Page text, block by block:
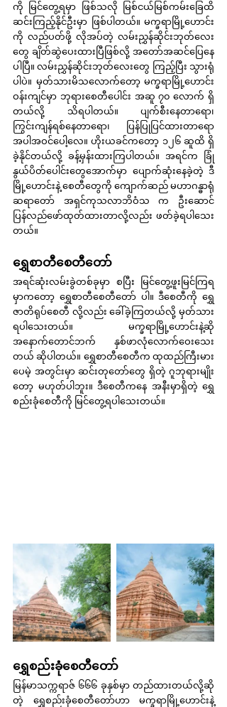
ကို မြင်တွေ့ရမှာ ဖြစ်သလို မြစ်ငယ်မြစ်ကမ်းခြေထိ
ဆင်းကြည့်နိုင်ဦးမှာ ဖြစ်ပါတယ်။ မက္ခရာမြို့ဟောင်း
ကို လည်ပတ်ဖို့ လိုအပ်တဲ့ လမ်းညွှန်ဆိုင်းဘုတ်လေး
တွေ ချိတ်ဆွဲပေးထားပြီဖြစ်လို့ အတော်အဆင်ပြေနေ
ပါပြီ။ လမ်းညွှန်ဆိုင်းဘုတ်လေးတွေ ကြည့်ပြီး သွားရုံ
ပါပဲ။ မှတ်သားမိသလောက်တော့ မက္ခရာမြို့ဟောင်း
ဝန်းကျင်မှာ ဘုရားစေတီပေါင်း အဆူ ၇၀ လောက် ရှိ
တယ်လို့ သိရပါတယ်။ ပျက်စီးနေတာရော၊
ကြွင်းကျန်ရစ်နေတာရော၊ ပြန်ပြုပြင်ထားတာရော
အပါအဝင်ပေါ့လေ။ ဟိုးယခင်ကတော့ ၁၂၆ ဆူထိ ရှိ
ခဲ့နိုင်တယ်လို့ ခန့်မှန်းထားကြပါတယ်။ အရင်က ခြုံ
နွယ်ပိတ်ပေါင်းတွေအောက်မှာ ပျောက်ဆုံးနေခဲ့တဲ့ ဒီ
မြို့ဟောင်းနဲ့ စေတီတွေကို ကျောက်ဆည် မဟာဂန္ဓာရုံ
ဆရာတော် အရှင်ကုသလာဘိဝံသ က ဦးဆောင်
ပြန်လည်ဖော်ထုတ်ထားတာလို့လည်း ဖတ်ခဲ့ရပါသေး
တယ်။
ရွှေစာတီစေတီတော်
အရင်ဆုံးလမ်းခွဲတစ်ခုမှာ စပြီး မြင်တွေ့ဖူးမြင်ကြရ
မှာကတော့ ရွှေစာတီစေတီတော် ပါ။ ဒီစေတီကို ရွှေ
ဇာတိရုပ်စေတီ လို့လည်း ခေါ်ခဲ့ကြတယ်လို့ မှတ်သား
ရပါသေးတယ်။ မက္ခရာမြို့ဟောင်းနဲ့ဆို
အနောက်တောင်ဘက် နှစ်ဖာလုံလောက်ဝေးသေး
တယ် ဆိုပါတယ်။ ရွှေစာတီစေတီက ထုထည်ကြီးမား
ပေမဲ့ အတွင်းမှာ ဆင်းတုတော်တွေ ရှိတဲ့ ဂူဘုရားမျိုး
တော့ မဟုတ်ပါဘူး။ ဒီစေတီကနေ အနီးမှာရှိတဲ့ ရွှေ
စည်းခုံစေတီကို မြင်တွေ့ရပါသေးတယ်။
ရွှေစည်းခုံစေတီတော်
မြန်မာသက္ကရာဇ် ၆၆၆ ခုနှစ်မှာ တည်ထားတယ်လို့ဆို
တဲ့ ရွှေစည်းခုံစေတီတော်ဟာ မက္ခရာမြို့ဟောင်းနဲ့